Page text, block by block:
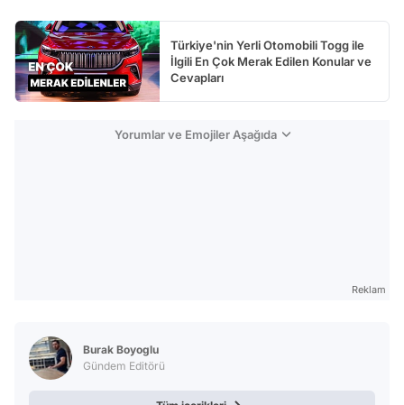
Türkiye'nin Yerli Otomobili Togg ile
İlgili En Çok Merak Edilen Konular ve
Cevapları
Yorumlar ve Emojiler Aşağıda
Reklam
Burak Boyoglu
Gündem Editörü